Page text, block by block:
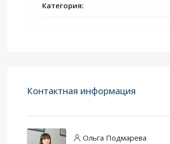
Категория:
Контактная информация
Ольга Подмарева